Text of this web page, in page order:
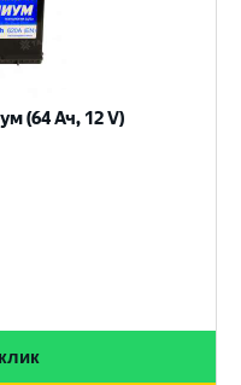
(64 Ач, 12 V)